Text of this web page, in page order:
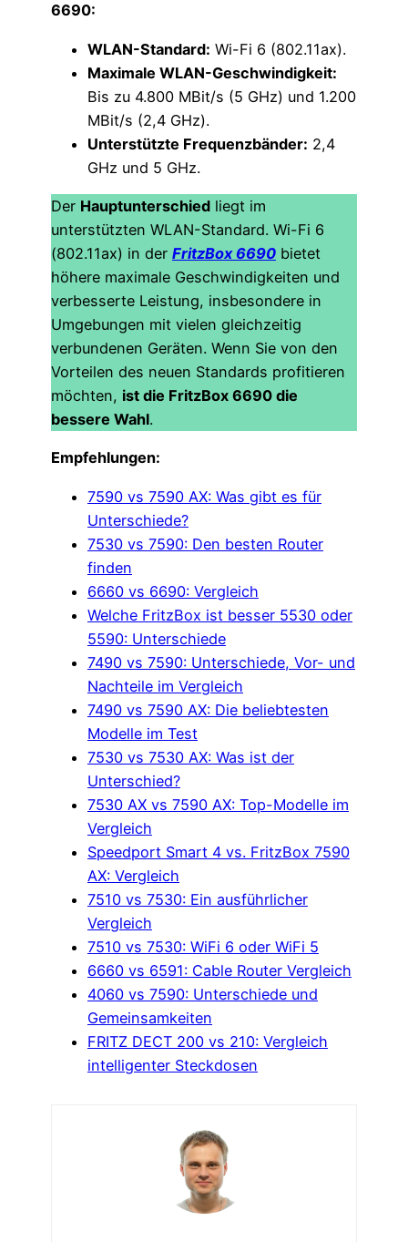
6690:
WLAN-Standard: Wi-Fi 6 (802.11ax).
Maximale WLAN-Geschwindigkeit:
Bis zu 4.800 MBit/s (5 GHz) und 1.200
MBit/s (2,4 GHz).
Unterstützte Frequenzbänder: 2,4
GHz und 5 GHz.
Der Hauptunterschied liegt im
unterstützten WLAN-Standard. Wi-Fi 6
(802.11ax) in der FritzBox 6690 bietet
höhere maximale Geschwindigkeiten und
verbesserte Leistung, insbesondere in
Umgebungen mit vielen gleichzeitig
verbundenen Geräten. Wenn Sie von den
Vorteilen des neuen Standards profitieren
möchten, ist die FritzBox 6690 die
bessere Wahl.
Empfehlungen:
7590 vs 7590 AX: Was gibt es für
Unterschiede?
7530 vs 7590: Den besten Router
finden
6660 vs 6690: Vergleich
Welche FritzBox ist besser 5530 oder
5590: Unterschiede
7490 vs 7590: Unterschiede, Vor- und
Nachteile im Vergleich
7490 vs 7590 AX: Die beliebtesten
Modelle im Test
7530 vs 7530 AX: Was ist der
Unterschied?
7530 AX vs 7590 AX: Top-Modelle im
Vergleich
Speedport Smart 4 vs. FritzBox 7590
AX: Vergleich
7510 vs 7530: Ein ausführlicher
Vergleich
7510 vs 7530: WiFi 6 oder WiFi 5
6660 vs 6591: Cable Router Vergleich
4060 vs 7590: Unterschiede und
Gemeinsamkeiten
FRITZ DECT 200 vs 210: Vergleich
intelligenter Steckdosen